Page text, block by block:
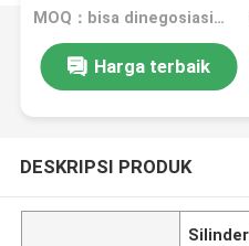
MOQ：bisa dinegosiasikan
Harga terbaik
DESKRIPSI PRODUK